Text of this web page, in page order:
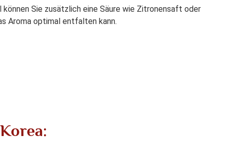
Sie zusätzlich eine Säure wie Zitronensaft oder
Aroma optimal entfalten kann.